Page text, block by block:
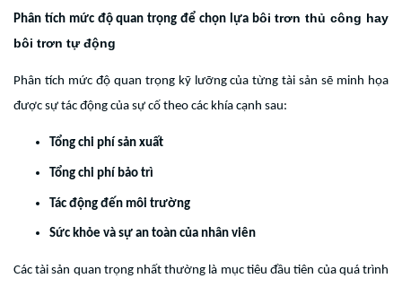
Phân tích mức độ quan trọng để chọn lựa bôi trơn thủ công hay
bôi trơn tự động
Phân tích mức độ quan trọng kỹ lưỡng của từng tài sản sẽ minh họa
được sự tác động của sự cố theo các khía cạnh sau:
Tổng chi phí sản xuất
Tổng chi phí bảo trì
Tác động đến môi trường
Sức khỏe và sự an toàn của nhân viên
Các tài sản quan trọng nhất thường là mục tiêu đầu tiên của quá trình